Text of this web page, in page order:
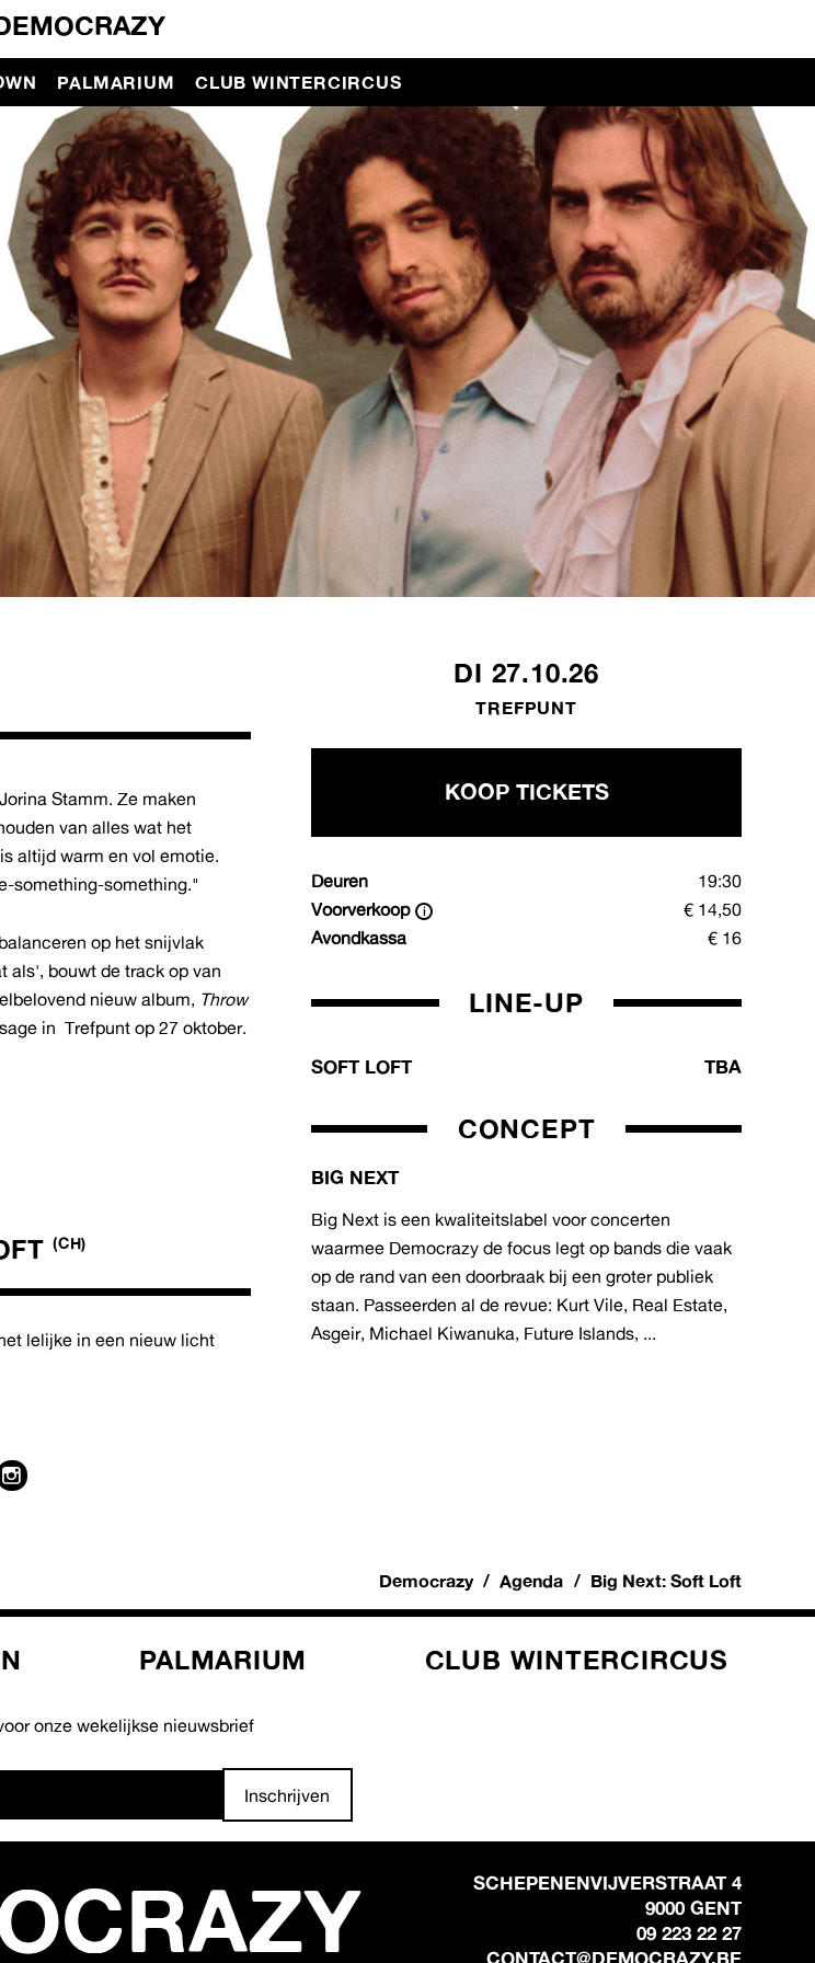
PALMARIUM CLUB WINTERCIRCUS
Stamm. Ze maken
van alles wat het
altijd warm en vol emotie.
something-something."
op het snijvlak
als', bouwt de track op van
nieuw album, Throw
in Trefpunt op 27 oktober.
(CH)
lelijke in een nieuw licht
DI 27.10.26
TREFPUNT
KOOP TICKETS
Deuren
19:30
Voorverkoop
€ 14,50
Avondkassa
€ 16
LINE-UP
SOFT LOFT TBA
CONCEPT
BIG NEXT
Big Next is een kwaliteitslabel voor concerten
waarmee Democrazy de focus legt op bands die vaak
op de rand van een doorbraak bij een groter publiek
staan. Passeerden al de revue: Kurt Vile, Real Estate,
Asgeir, Michael Kiwanuka, Future Islands, ...
Democrazy Agenda Big Next: Soft Loft
PALMARIUM CLUB WINTERCIRCUS
onze wekelijkse nieuwsbrief
Inschrijven
SCHEPENENVIJVERSTRAAT 4
9000 GENT
09 223 22 27
CONTACT@DEMOCRAZY.BE